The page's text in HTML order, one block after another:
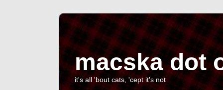
macska dot
it's all 'bout cats, 'cept it's not